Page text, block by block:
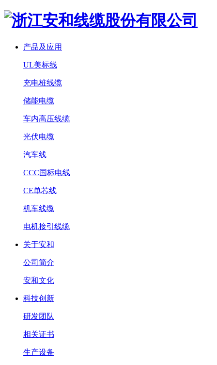
产品及应用
UL美标线
充电桩线缆
储能电缆
车内高压线缆
光伏电缆
汽车线
CCC国标电线
CE单芯线
机车线缆
电机接引线缆
关于安和
公司简介
安和文化
科技创新
研发团队
相关证书
生产设备